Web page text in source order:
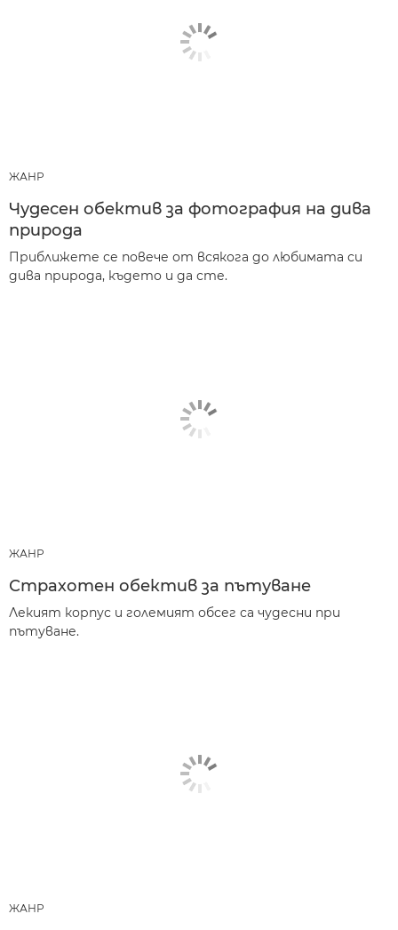
ЖАНР
Чудесен обектив за фотография на дива
природа
Приближете се повече от всякога до любимата си
дива природа, където и да сте.
ЖАНР
Страхотен обектив за пътуване
Лекият корпус и големият обсег са чудесни при
пътуване.
ЖАНР